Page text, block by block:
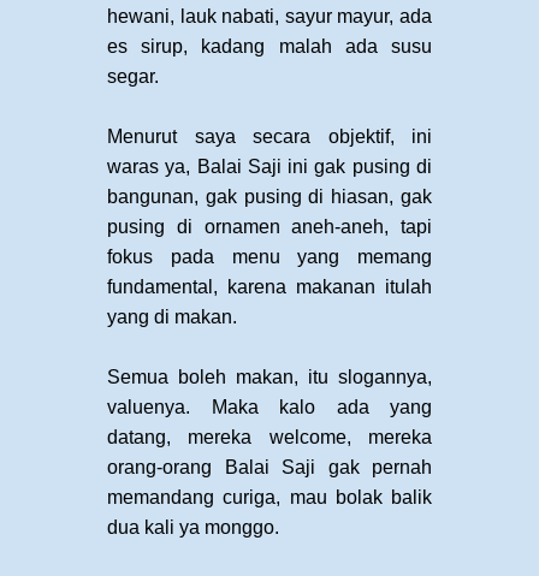
hewani, lauk nabati, sayur mayur, ada
es sirup, kadang malah ada susu
segar.
Menurut saya secara objektif, ini
waras ya, Balai Saji ini gak pusing di
bangunan, gak pusing di hiasan, gak
pusing di ornamen aneh-aneh, tapi
fokus pada menu yang memang
fundamental, karena makanan itulah
yang di makan.
Semua boleh makan, itu slogannya,
valuenya. Maka kalo ada yang
datang, mereka welcome, mereka
orang-orang Balai Saji gak pernah
memandang curiga, mau bolak balik
dua kali ya monggo.